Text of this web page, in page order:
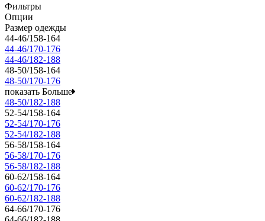
Фильтры
Опции
Размер одежды
44-46/158-164
44-46/170-176
44-46/182-188
48-50/158-164
48-50/170-176
показать Больше
48-50/182-188
52-54/158-164
52-54/170-176
52-54/182-188
56-58/158-164
56-58/170-176
56-58/182-188
60-62/158-164
60-62/170-176
60-62/182-188
64-66/170-176